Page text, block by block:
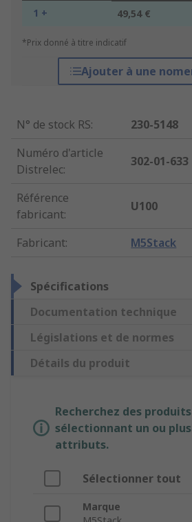
1 + 49,54 €
*Prix donné à titre indicatif
Ajouter à une
N° de stock RS:
230-5148
Numéro d'article
Distrelec:
302-01-633
Référence
fabricant:
U100
Fabricant: M5Stack
Spécifications
Documentation technique
Législations et de normes
Détails du produit
Recherchez des
sélectionnant un ou
attributs.
Sélectionner tout
Marque